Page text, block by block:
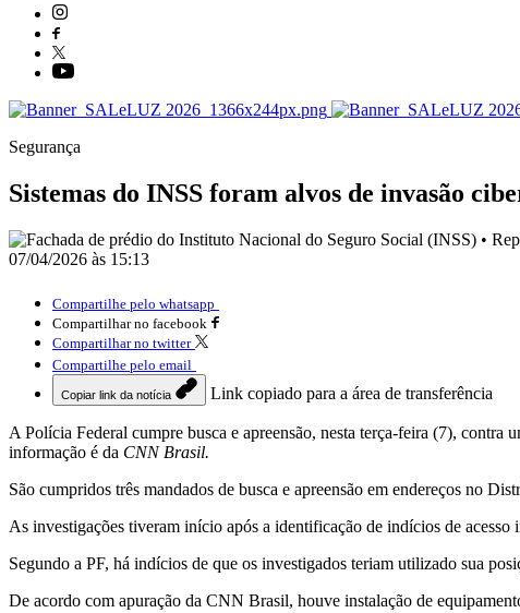
Segurança
Sistemas do INSS foram alvos de invasão
07/04/2026 às 15:13
Compartilhe pelo whatsapp
Compartilhar no facebook
Compartilhar no twitter
Compartilhe pelo email
Copiar link da notícia Link copiado para a área de transferência
A Polícia Federal cumpre busca e apreensão, nesta terça-feira (7),
informação é da CNN Brasil.
São cumpridos três mandados de busca e apreensão em endereços no
As investigações tiveram início após a identificação de indícios de
Segundo a PF, há indícios de que os investigados teriam utilizado sua
De acordo com apuração da CNN Brasil, houve instalação de